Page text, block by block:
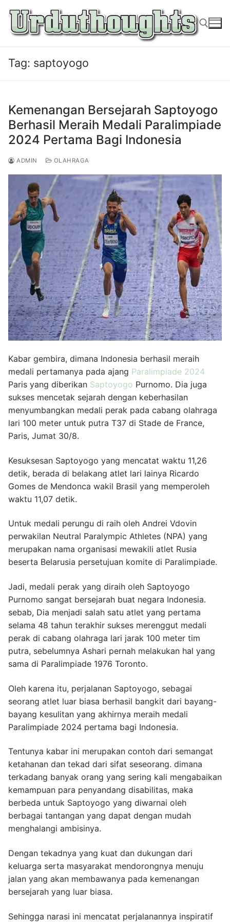
konten
Tag: saptoyogo
Kemenangan Bersejarah Saptoyogo
Berhasil Meraih Medali Paralimpiade
2024 Pertama Bagi Indonesia
ADMIN OLAHRAGA
Kabar gembira, dimana Indonesia berhasil meraih
medali pertamanya pada ajang Paralimpiade 2024
Paris yang diberikan Saptoyogo Purnomo. Dia juga
sukses mencetak sejarah dengan keberhasilan
menyumbangkan medali perak pada cabang olahraga
lari 100 meter untuk putra T37 di Stade de France,
Paris, Jumat 30/8.
Kesuksesan Saptoyogo yang mencatat waktu 11,26
detik, berada di belakang atlet lari lainya Ricardo
Gomes de Mendonca wakil Brasil yang memperoleh
waktu 11,07 detik.
Untuk medali perungu di raih oleh Andrei Vdovin
perwakilan Neutral Paralympic Athletes (NPA) yang
merupakan nama organisasi mewakili atlet Rusia
beserta Belarusia persetujuan komite di Paralimpiade.
Jadi, medali perak yang diraih oleh Saptoyogo
Purnomo sangat bersejarah buat negara Indonesia.
sebab, Dia menjadi salah satu atlet yang pertama
selama 48 tahun terakhir sukses merenggut medali
perak di cabang olahraga lari jarak 100 meter tim
putra, sebelumnya Ashari pernah melakukan hal yang
sama di Paralimpiade 1976 Toronto.
Oleh karena itu, perjalanan Saptoyogo, sebagai
seorang atlet luar biasa berhasil bangkit dari bayang-
bayang kesulitan yang akhirnya meraih medali
Paralimpiade 2024 pertama bagi Indonesia.
Tentunya kabar ini merupakan contoh dari semangat
ketahanan dan tekad dari sifat seseorang. dimana
terkadang banyak orang yang sering kali mengabaikan
kemampuan para penyandang disabilitas, maka
berbeda untuk Saptoyogo yang diwarnai oleh
berbagai tantangan yang dapat dengan mudah
menghalangi ambisinya.
Dengan tekadnya yang kuat dan dukungan dari
keluarga serta masyarakat mendorongnya menuju
jalan yang akan membawanya pada kemenangan
bersejarah yang luar biasa.
Sehingga narasi ini mencatat perjalanannya inspiratif